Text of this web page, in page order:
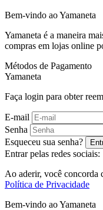
Bem-vindo aoYamaneta
Yamaneta é a maneira
compras em lojas online
Métodos de Pagamento
Yamaneta
Faça login para obter
E-mail
Senha
Esqueceu sua senha?
Entrar pelas redes sociais:
Ao aderir, você concorda
Política de Privacidade
Bem-vindo aoYamaneta